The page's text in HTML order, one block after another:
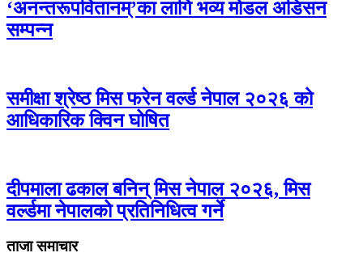
‘अनन्तरूपवितानम्’का लागि भव्य मोडल अडिसन
सम्पन्न
समीक्षा श्रेष्ठ मिस फरेन वर्ल्ड नेपाल २०२६ को
आधिकारिक क्विन घोषित
दीपमाला ढकाल बनिन् मिस नेपाल २०२६, मिस
वर्ल्डमा नेपालको प्रतिनिधित्व गर्ने
ताजा समाचार